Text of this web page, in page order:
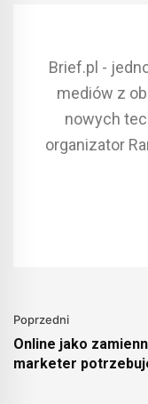
Brief.pl -
mediów z
nowych
organizator
Poprzedni
Online jako
marketer